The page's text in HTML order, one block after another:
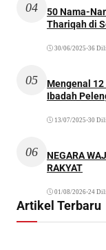
04
50 Nama-
Thariqah di
30/06/2025 •36
05
Mengenal
Ibadah
13/07/2025 •30
06
NEGARA
RAKYAT
01/08/2026•24
Artikel Terbaru